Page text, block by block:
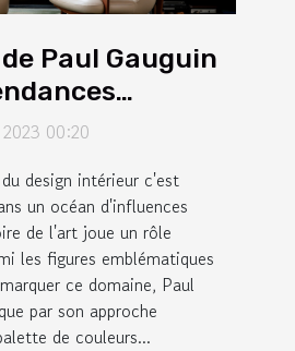
Paul Gauguin
design
00:20
design intérieur c'est
un océan d'influences
de l'art joue un rôle
les figures emblématiques
ce domaine, Paul
par son approche
de couleurs...